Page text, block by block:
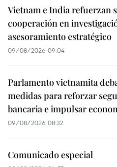
Vietnam e India refuerzan
cooperación en
asesoramiento estratégico
09/08/2026 09:04
Parlamento vietnamita
medidas para reforzar
bancaria e impulsar
09/08/2026 08:32
Comunicado especial